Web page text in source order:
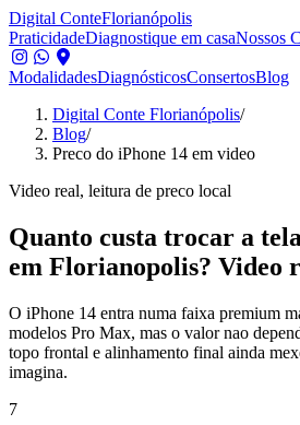
Digital ConteFlorianópolis
PraticidadeDiagnostique em casaNossos
ModalidadesDiagnósticosConsertosBlog
Digital Conte Florianópolis/
Blog/
Preco do iPhone 14 em video
Video real, leitura de preco local
Quanto custa trocar a
em Florianopolis? Video
O iPhone 14 entra numa faixa premium
modelos Pro Max, mas o valor nao
topo frontal e alinhamento final ainda
imagina.
7